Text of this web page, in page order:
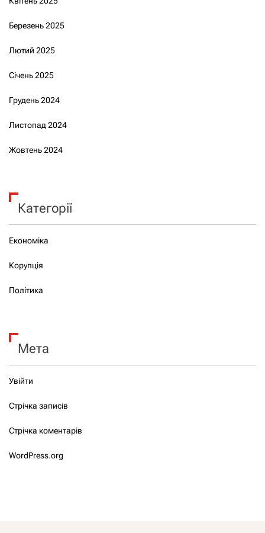
Березень 2025
Лютий 2025
Січень 2025
Грудень 2024
Листопад 2024
Жовтень 2024
Категорії
Економіка
Корупція
Політика
Мета
Увійти
Стрічка записів
Стрічка коментарів
WordPress.org